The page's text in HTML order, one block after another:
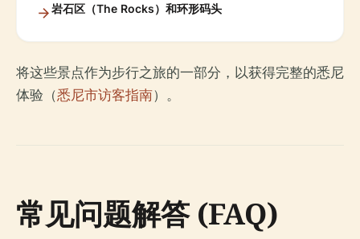
岩石区（The Rocks）和环形码头
将这些景点作为步行之旅的一部分，以获得完整的悉尼
体验（悉尼市访客指南）。
常见问题解答 (FAQ)